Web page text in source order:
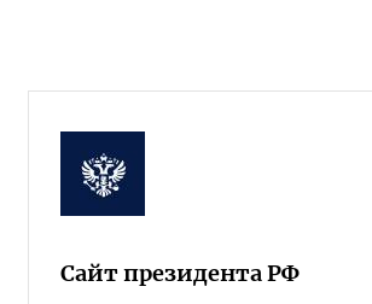
Сайт президента РФ